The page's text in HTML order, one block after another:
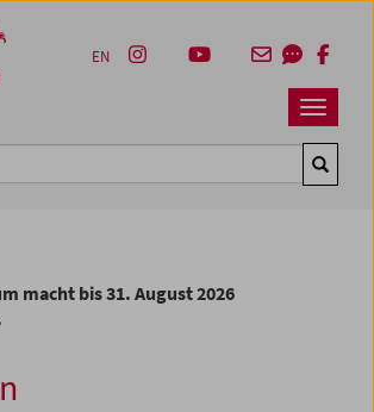
Navbar
EN
macht bis 31. August 2026